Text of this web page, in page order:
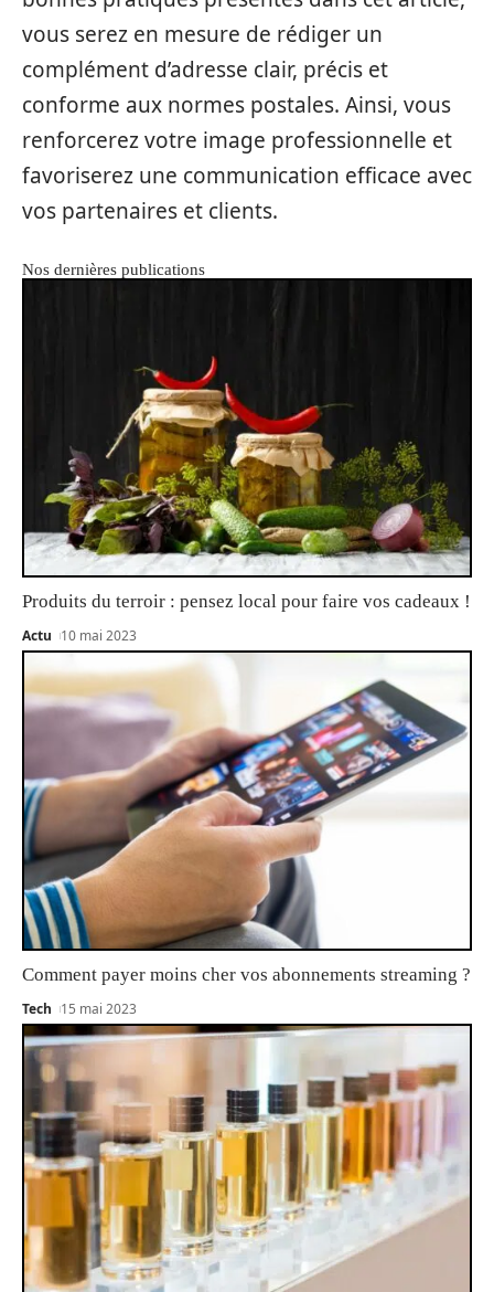
vous serez en mesure de rédiger un
complément d’adresse clair, précis et
conforme aux normes postales. Ainsi, vous
renforcerez votre image professionnelle et
favoriserez une communication efficace avec
vos partenaires et clients.
Nos dernières publications
Produits du terroir : pensez local pour faire vos cadeaux !
Actu 10 mai 2023
Comment payer moins cher vos abonnements streaming ?
Tech 15 mai 2023